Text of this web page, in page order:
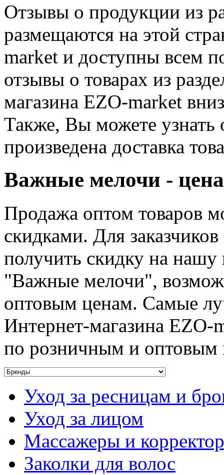
Отзывы о продукции из
размещаются на этой
market и доступны всем
отзывы о товарах из
магазина EZO-market
Также, Вы можете узнать
произведена доставка
Важные мелочи -
Продажа оптом товаров
скидками. Для
получить скидку на нашу
"Важные мелочи",
оптовым ценам. Самые
Интернет-магазина EZO-
по розничным и оптовым
Уход за ресницам и
Уход за лицом
Массажеры и
Заколки для волос